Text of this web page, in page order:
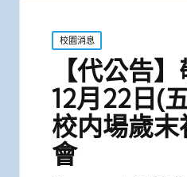
Posted
in
校園消息
【代公告
12月22日(
校内場歲
會